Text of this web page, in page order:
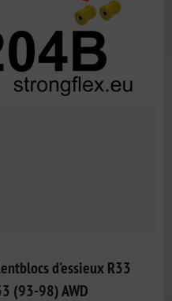
d'essieux R33
(93-98) AWD